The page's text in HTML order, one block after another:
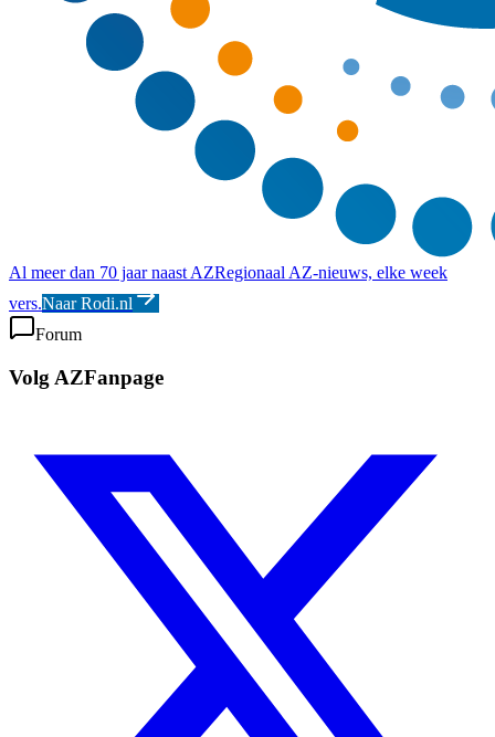
Al meer dan 70 jaar naast AZRegionaal AZ-nieuws, elke week
vers.Naar Rodi.nl
Forum
Volg AZFanpage